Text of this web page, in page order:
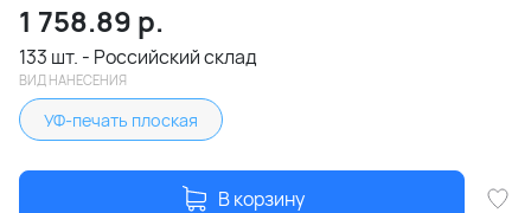
1 758.89 р.
133 шт. - Российский склад
ВИД НАНЕСЕНИЯ
УФ-печать плоская
В корзину